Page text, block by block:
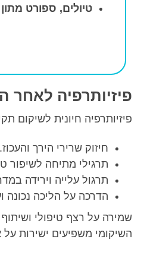
טיולים, ספורט
פיזיותרפיה לאחר
פיזיותרפיה חיונית לשיקום
חיזוק שרירי הירך והעכוז.
תרגילי מתיחה לשיפור
תרגול עלייה וירידה
הדרכה על הליכה נכונה
שמירה על רצף טיפולי
השיקומי משפיעים ישירות